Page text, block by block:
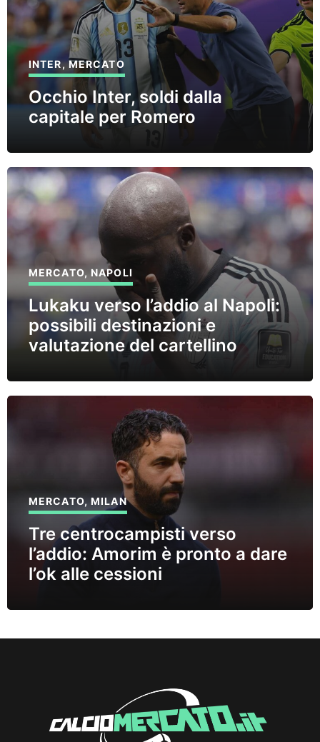
INTER,MERCATO
Occhio Inter, soldi dalla
capitale per Romero
MERCATO,NAPOLI
Lukaku verso l’addio al Napoli:
possibili destinazioni e
valutazione del cartellino
MERCATO,MILAN
Tre centrocampisti verso
l’addio: Amorim è pronto a dare
l’ok alle cessioni